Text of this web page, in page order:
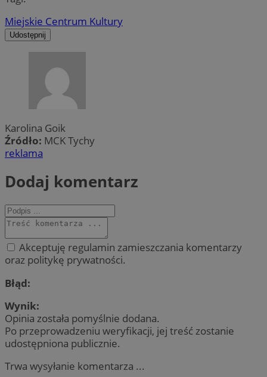
Miejskie Centrum Kultury
Udostępnij
Karolina Goik
Źródło: MCK Tychy
reklama
Dodaj komentarz
Akceptuję regulamin zamieszczania komentarzy
oraz politykę prywatności.
Błąd:
Wynik:
Opinia została pomyślnie dodana.
Po przeprowadzeniu weryfikacji, jej treść zostanie
udostępniona publicznie.
Trwa wysyłanie komentarza ...